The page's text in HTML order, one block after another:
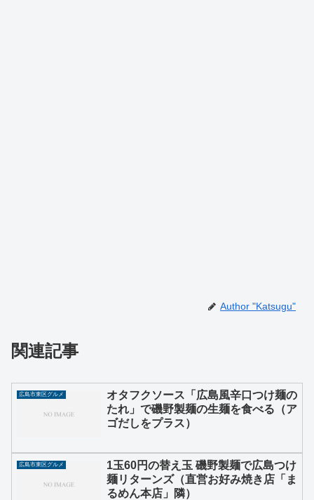
Author "Katsugu"
関連記事
広島市東区グルメ
オタフクソース「広島風辛口つけ麺の
たれ」で磯野製麺の生麺を食べる（ア
ゴだしをプラス）
広島市東区グルメ
1玉60円の替え玉 磯野製麺で広島つけ
麺リターンズ（直営お好み焼き店「ま
るめん本店」隣）